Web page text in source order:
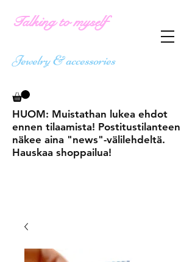
Talking to myself
Jewelry & accessories
HUOM: Muistathan lukea ehdot
ennen tilaamista! Postitustilanteen
näkee aina "news"-välilehdeltä.
Hauskaa shoppailua!